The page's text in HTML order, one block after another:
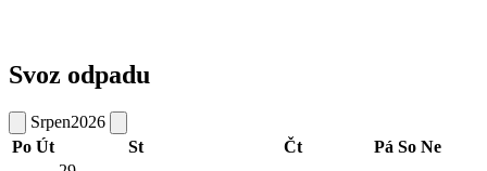
Svoz odpadu
Srpen2026
Po Út St Čt Pá So Ne